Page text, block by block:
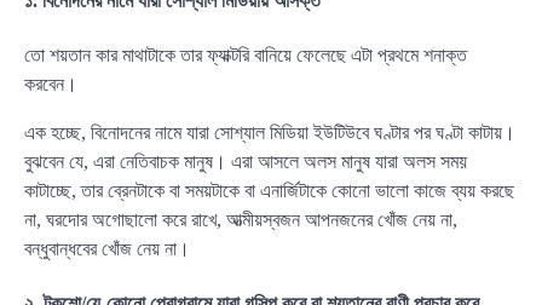
তো শয়তান কার মাথাটাকে তার ফ্যাক্টরি বানিয়ে ফেলেছে এটা প্রথমে শনাক্ত
করবেন।
এক হচ্ছে, বিনোদনের নামে যারা সোশ্যাল মিডিয়া ইউটিউবে ঘণ্টার পর ঘণ্টা কাটায়।
বুঝবেন যে, এরা নেতিবাচক মানুষ। এরা আসলে অলস মানুষ যারা অলস সময়
কাটাচ্ছে, তার ব্রেনটাকে বা সময়টাকে বা এনার্জিটাকে কোনো ভালো কাজে ব্যয় করছে
না, ঘরদোর অগোছালো করে রাখে, আত্মীয়স্বজন আপনজনের খোঁজ নেয় না,
বন্ধুবান্ধবের খোঁজ নেয় না।